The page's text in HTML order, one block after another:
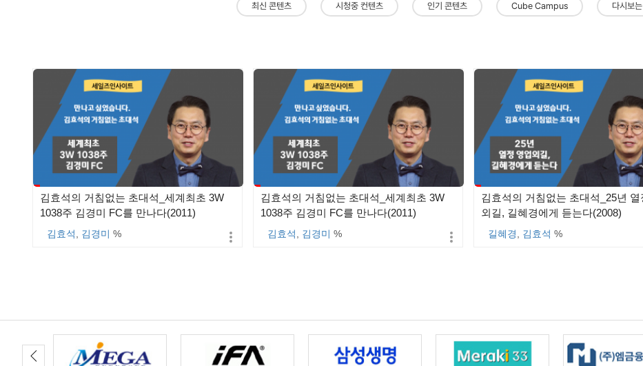
최신 콘텐츠 시청중 컨텐츠 인기 콘텐츠 Cube Campus 다시보
김효석의 거침없는 초대석_세계최초 3W
1038주 김경미 FC를 만나다(2011)
김효석 김경미 %
김효석의 거침없는 초대석_세계최초 3W
1038주 김경미 FC를 만나다(2011)
김효석 김경미 %
김효석의 거침없는 초대석_25년 열
외길, 길혜경에게 듣는다(2008)
길혜경 김효석 %